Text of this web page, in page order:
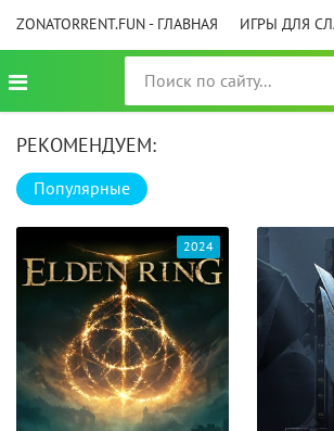
ZONATORRENT.FUN - ГЛАВНАЯ ИГРЫ ДЛЯ
РЕКОМЕНДУЕМ:
Популярные
2024